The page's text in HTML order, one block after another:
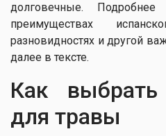
долговечные.
преимуществах
разновидностях и другой
далее в тексте.
Как выбрать
для травы